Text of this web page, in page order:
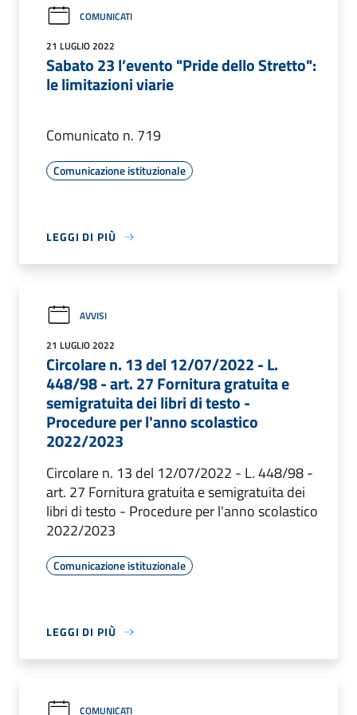
COMUNICATI
21 LUGLIO 2022
Sabato 23 l’evento "Pride dello Stretto":
le limitazioni viarie
Comunicato n. 719
Comunicazione istituzionale
LEGGI DI PIÙ
AVVISI
21 LUGLIO 2022
Circolare n. 13 del 12/07/2022 - L.
448/98 - art. 27 Fornitura gratuita e
semigratuita dei libri di testo -
Procedure per l'anno scolastico
2022/2023
Circolare n. 13 del 12/07/2022 - L. 448/98 -
art. 27 Fornitura gratuita e semigratuita dei
libri di testo - Procedure per l'anno scolastico
2022/2023
Comunicazione istituzionale
LEGGI DI PIÙ
COMUNICATI